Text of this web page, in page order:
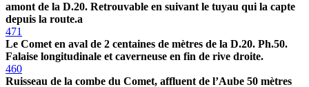
amont de la D.20. Retrouvable en suivant le tuyau qui la capte
depuis la route.a
471
Le Comet en aval de 2 centaines de mètres de la D.20. Ph.50.
Falaise longitudinale et caverneuse en fin de rive droite.
460
Ruisseau de la combe du Comet, affluent de l’Aube 50 mètres